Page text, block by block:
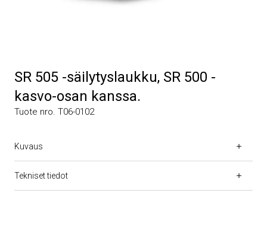
SR 505 -säilytyslaukku, SR 500 -
kasvo-osan kanssa.
Tuote nro. T06-0102
Kuvaus
Tekniset tiedot